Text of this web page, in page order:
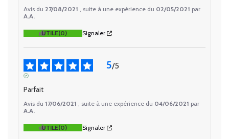
Avis du 27/08/2021 , suite à une expérience du 02/05/2021 par
A.A.
UTILE(0) Signaler
5/5
Parfait
Avis du 17/06/2021 , suite à une expérience du 04/06/2021 par
A.A.
UTILE(0) Signaler